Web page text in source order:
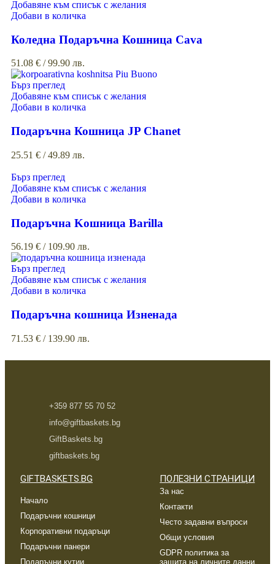
Добавяне към списък с желания
Добави в количка
Коледна Подаръчна Кошница Cava
51.08 € / 99.90 лв.
Бърз преглед
Добавяне към списък с желания
Добави в количка
Подаръчна Кошница JP Chanet
25.51 € / 49.89 лв.
Бърз преглед
Добавяне към списък с желания
Добави в количка
Подаръчна Kошница Barilla
56.19 € / 109.90 лв.
Бърз преглед
Добавяне към списък с желания
Добави в количка
Подаръчна кошница Изненада
71.53 € / 139.90 лв.
+359 877 55 70 52
info@giftbaskets.bg
GiftBaskets.bg
giftbaskets.bg
GIFTBASKETS.BG
Начало
Подаръчни кошници
Корпоративни подаръци
Подаръчни панери
Подаръчни кутии
ПОЛЕЗНИ СТРАНИЦИ
За нас
Контакти
Често задавни въпроси
Общи условия
GDPR политика за
защита на личните данни